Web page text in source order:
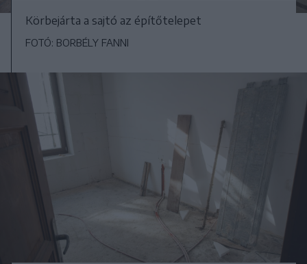
Körbejárta a sajtó az építőtelepet
FOTÓ: BORBÉLY FANNI